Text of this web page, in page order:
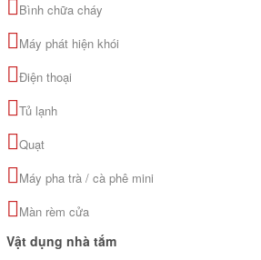
MỞ RỘNG BẢN ĐỒ
ĐẶT PHÒNG
Bình chữa cháy
Máy phát hiện khói
Điện thoại
Tủ lạnh
Quạt
Máy pha trà / cà phê mini
Màn rèm cửa
Vật dụng nhà tắm